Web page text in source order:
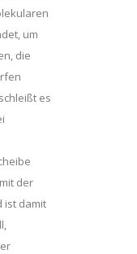
um
die
es
der
ist damit